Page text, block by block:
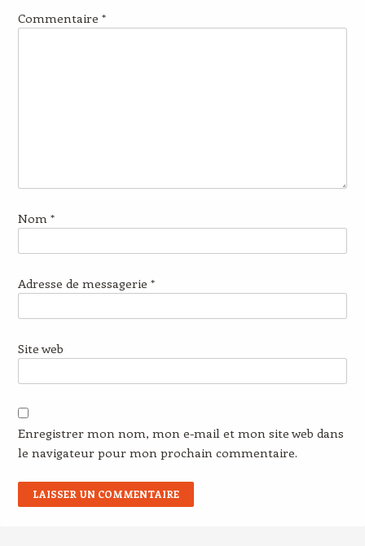
Commentaire *
Nom *
Adresse de messagerie *
Site web
Enregistrer mon nom, mon e-mail et mon site web dans
le navigateur pour mon prochain commentaire.